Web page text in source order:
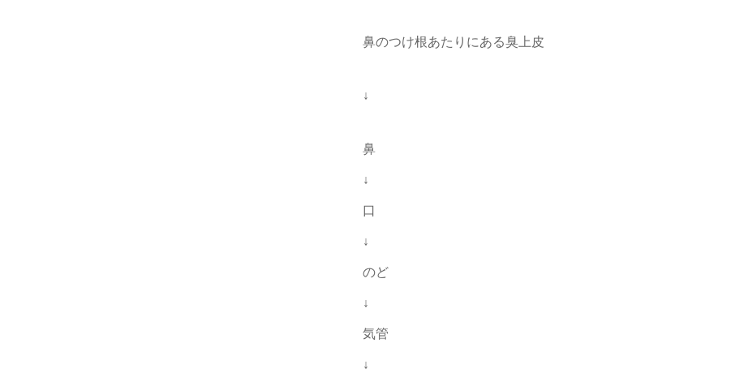
鼻のつけ根あたりにある臭上皮
↓
鼻
↓
口
↓
のど
↓
気管
↓